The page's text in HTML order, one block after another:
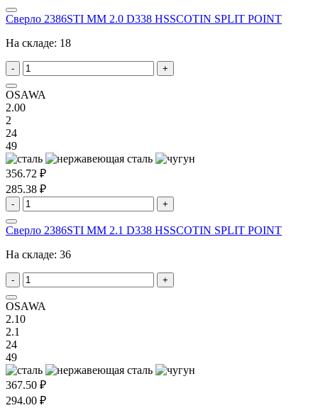
Сверло 2386STI MM 2.0 D338 HSSCOTIN SPLIT POINT
На складе: 18
- +
OSAWA
2.00
2
24
49
356.72 ₽
285.38 ₽
- +
Сверло 2386STI MM 2.1 D338 HSSCOTIN SPLIT POINT
На складе: 36
- +
OSAWA
2.10
2.1
24
49
367.50 ₽
294.00 ₽